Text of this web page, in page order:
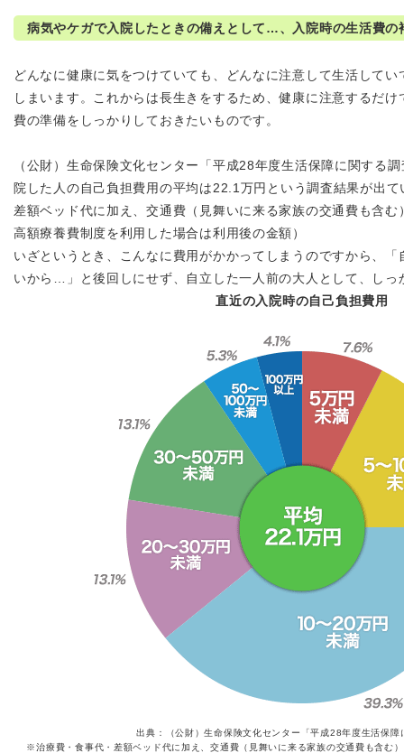
病気やケガで入院したときの備えとして…、入院時の生活費
どんなに健康に気をつけていても、どんなに注意して生活して
しまいます。これからは長生きをするため、健康に注意するだ
費の準備をしっかりしておきたいものです。
（公財）生命保険文化センター「平成28年度生活保障に関する
院した人の自己負担費用の平均は22.1万円という調査結果が出
差額ベッド代に加え、交通費（見舞いに来る家族の交通費も含
高額療養費制度を利用した場合は利用後の金額）
いざというとき、こんなに費用がかかってしまうのですから、
いから…」と後回しにせず、自立した一人前の大人として、しっ
直近の入院時の自己負担費用
出典：（公財）生命保険文化センター「平成28年度生活保障
※治療費・食事代・差額ベッド代に加え、交通費（見舞いに来る家族の交通費も含む